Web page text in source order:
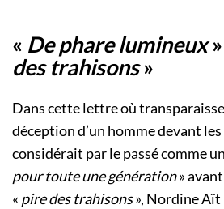
« De phare lumineux»
des trahisons»
Dans cette lettre où
déception d’un homme devant
considérait par le passé comme
pour toute une génération»
« pire des trahisons», Nordine Aït